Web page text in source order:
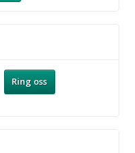
Ring oss